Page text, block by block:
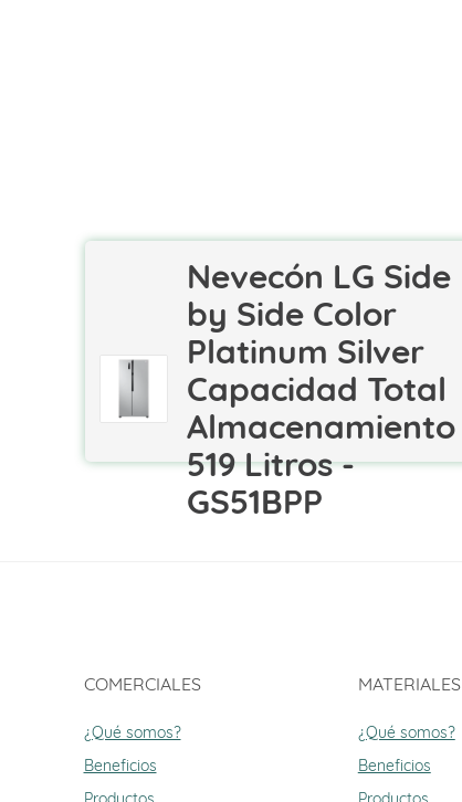
Nevecón LG Side
by Side Color
Platinum Silver
Capacidad Total
Almacenamiento
519 Litros -
GS51BPP
COMERCIALES
¿Qué somos?
Beneficios
MATERIALES
¿Qué somos?
Beneficios